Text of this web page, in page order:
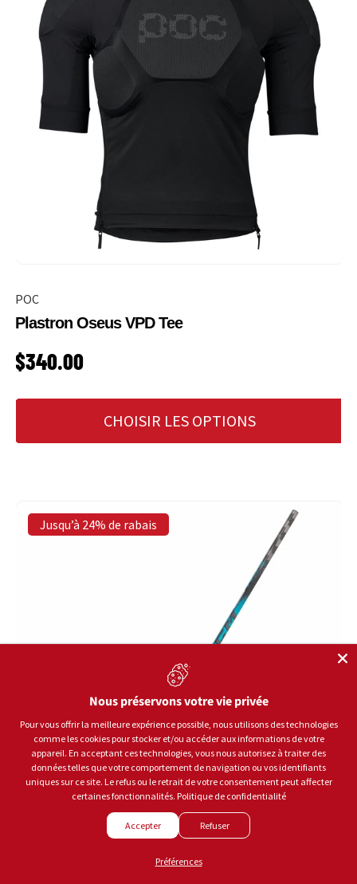
POC
Plastron Oseus VPD Tee
PRIX HABITUEL
$340.00
CHOISIR LES OPTIONS
Jusqu’à 24% de rabais
Nous préservons votre vie privée
Pour vous offrir la meilleure expérience possible, nous utilisons des technologies
comme les cookies pour stocker et/ou accéder aux informations de votre
appareil. En acceptant ces technologies, vous nous autorisez à traiter des
données telles que votre comportement de navigation ou vos identifiants
uniques sur ce site. Le refus ou le retrait de votre consentement peut affecter
certaines fonctionnalités. Politique de confidentialité
Accepter Refuser
Préférences